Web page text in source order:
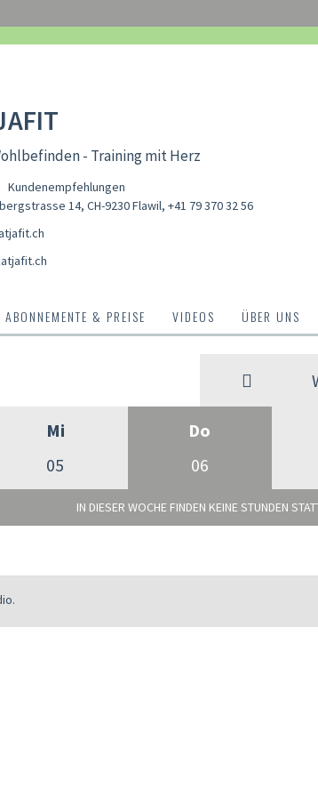
- Training mit Herz
Kundenempfehlungen
14, CH-9230 Flawil, +41 79 370 32 56
ABONNEMENTE & PREISE VIDEOS ÜBER UNS
Mi
05
Do
06
IN DIESER WOCHE FINDEN KEINE STUNDEN